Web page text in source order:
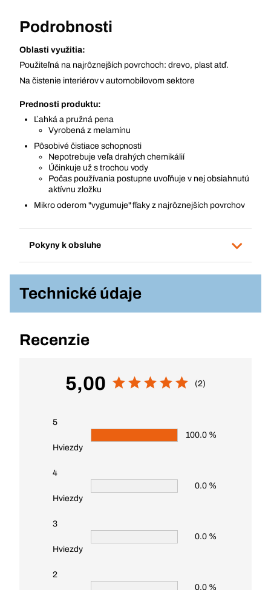
Podrobnosti
Oblasti využitia:
Použiteľná na najrôznejších povrchoch: drevo, plast atď.
Na čistenie interiérov v automobilovom sektore
Prednosti produktu:
Ľahká a pružná pena
Vyrobená z melamínu
Pôsobivé čistiace schopnosti
Nepotrebuje veľa drahých chemikálií
Účinkuje už s trochou vody
Počas používania postupne uvoľňuje v nej obsiahnutú
aktívnu zložku
Mikro oderom "vygumuje" fľaky z najrôznejších povrchov
Pokyny k obsluhe
Technické údaje
Recenzie
5,00 (2)
5
Hviezdy
100.0 %
4
Hviezdy
0.0 %
3
Hviezdy
0.0 %
2
0.0 %